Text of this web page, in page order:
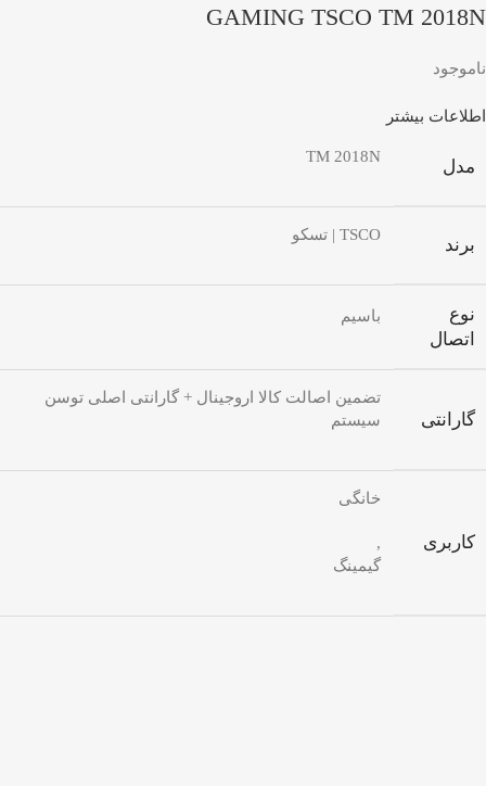
GAMING TSCO TM 2018N
ناموجود
اطلاعات بیشتر
مدل TM 2018N
برند TSCO | تسکو
نوع
اتصال
باسیم
گارانتی
تضمین اصالت کالا اروجینال + گارانتی اصلی توسن
سیستم
کاربری
خانگی
,
گیمینگ